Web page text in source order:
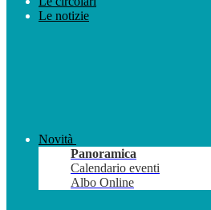
Le notizie
Novità
Panoramica
Calendario eventi
Albo Online